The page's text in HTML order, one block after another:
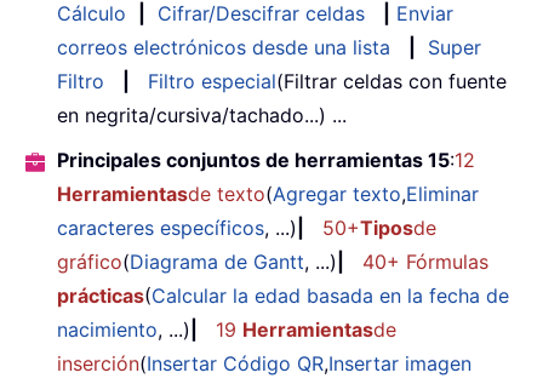
Cálculo
Cifrar/Descifrar celdas
Enviar
correos electrónicos desde una lista
Super
Filtro
Filtro especial(Filtrar celdas con fuente
en negrita/cursiva/tachado...) ...
Principales conjuntos de herramientas 15:12
Herramientasde texto(Agregar texto,Eliminar
caracteres específicos, ...) 50+Tiposde
gráfico(Diagrama de Gantt, ...)
40+ Fórmulas
prácticas(Calcular la edad basada en la fecha de
nacimiento, ...) 19 Herramientasde
inserción(Insertar Código QR,Insertar imagen